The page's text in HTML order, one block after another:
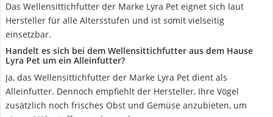
Das Wellensittichfutter der Marke Lyra Pet eignet sich laut
Hersteller für alle Altersstufen und ist somit vielseitig
einsetzbar.
Handelt es sich bei dem Wellensittichfutter aus dem Hause
Lyra Pet um ein Alleinfutter?
Ja, das Wellensittichfutter der Marke Lyra Pet dient als
Alleinfutter. Dennoch empfiehlt der Hersteller, Ihre Vögel
zusätzlich noch frisches Obst und Gemüse anzubieten, um